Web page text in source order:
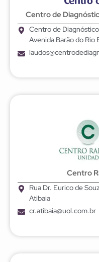
Centro de
Centro de
Avenida Barão do Rio
Centro
Rua Dr. Eurico de
Atibaia
cr.atibaia@uol.com.br